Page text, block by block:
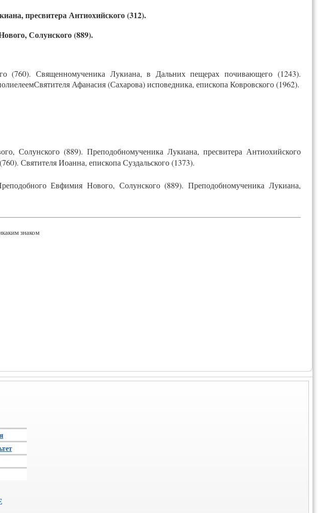
пресвитера Антиохийского (312).
Солунского (889).
(760). Священномученика Лукиана, в Дальних пещерах почивающего (1243).
Святителя Афанасия (Сахарова) исповедника, епископа Ковровского (1962).
Солунского (889). Преподобномученика Лукиана, пресвитера Антиохийского
Святителя Иоанна, епископа Суздальского (1373).
Евфимия Нового, Солунского (889). Преподобномученика Лукиана,
знаком